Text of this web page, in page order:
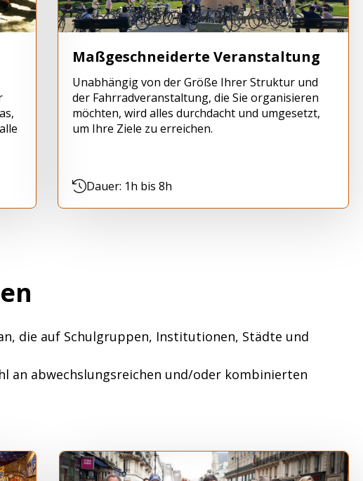
Maßgeschneiderte Veranstaltung
Unabhängig von der Größe Ihrer Struktur und
der Fahrradveranstaltung, die Sie organisieren
möchten, wird alles durchdacht und umgesetzt,
um Ihre Ziele zu erreichen.
Dauer: 1h bis 8h
die auf Schulgruppen, Institutionen, Städte und
an abwechslungsreichen und/oder kombinierten